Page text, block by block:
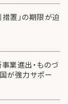
置」の期限が迫
業進出・ものづ
が強力サポー